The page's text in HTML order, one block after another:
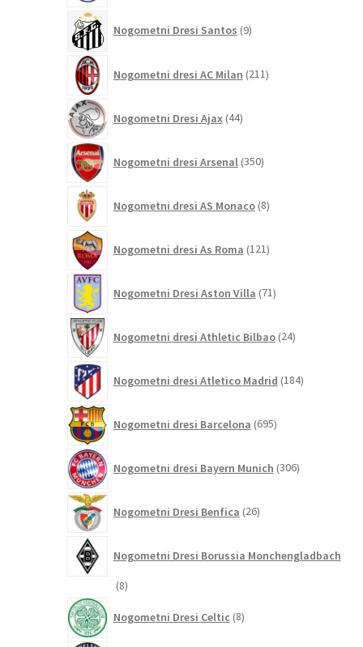
Nogometni Dresi Santos 9izdelkov
Nogometni dresi AC Milan 211izdelkov
Nogometni Dresi Ajax 44izdelkov
Nogometni dresi Arsenal 350izdelkov
Nogometni dresi AS Monaco 8izdelkov
Nogometni dresi As Roma 121izdelkov
Nogometni Dresi Aston Villa 71izdelkov
Nogometni dresi Athletic Bilbao 24izdelkov
Nogometni dresi Atletico Madrid 184izdelkov
Nogometni dresi Barcelona 695izdelkov
Nogometni dresi Bayern Munich 306izdelkov
Nogometni Dresi Benfica 26izdelkov
Nogometni Dresi Borussia Monchengladbach
88
Nogometni Dresi Celtic 8izdelkov